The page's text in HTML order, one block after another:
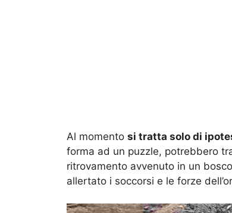
Al momento si tratta solo di
forma ad un puzzle, potrebbero
ritrovamento avvenuto in un
allertato i soccorsi e le forze